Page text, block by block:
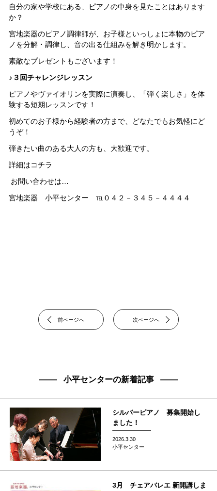
自分の家や学校にある、ピアノの中身を見たことはあります
か？
宮地楽器のピアノ調律師が、お子様といっしょに本物のピア
ノを分解・調律し、音の出る仕組みを解き明かします。
素敵なプレゼントもございます！
♪３回チャレンジレッスン
ピアノやヴァイオリンを実際に演奏し、「弾く楽しさ」を体
験する短期レッスンです！
初めてのお子様から経験者の方まで、どなたでもお気軽にど
うぞ！
弾きたい曲のある大人の方も、大歓迎です。
詳細はコチラ
お問い合わせは…
宮地楽器 小平センター ℡０４２－３４５－４４４４
前ページへ 次ページへ
小平センターの新着記事
シルバーピアノ 募集開始し
ました！
2026.3.30
小平センター
3月 チェアバレエ 新開講しま